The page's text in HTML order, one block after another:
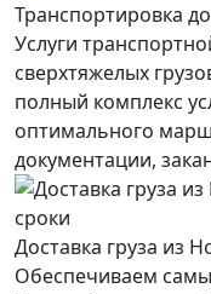
Транспортировка
Услуги
сверхтяжелых
полный комплекс
оптимального
документации,
Доставка груза из
Обеспечиваем